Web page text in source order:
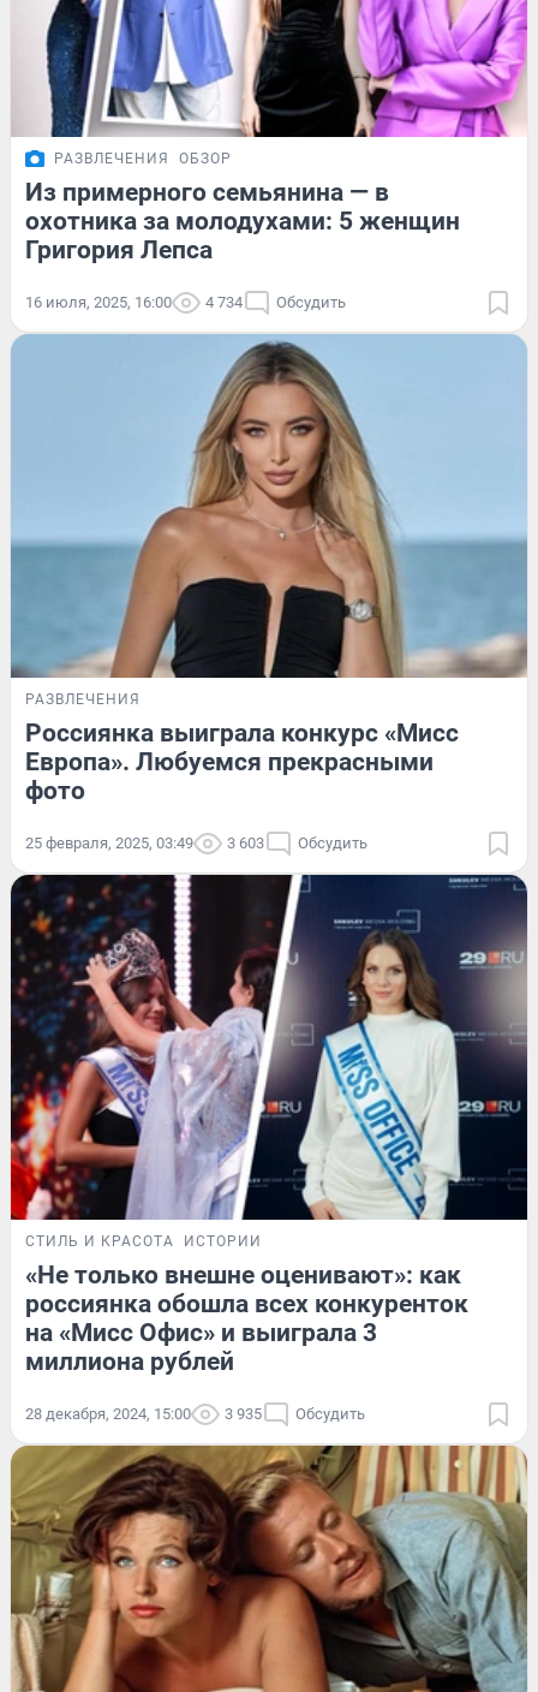
РАЗВЛЕЧЕНИЯ ОБЗОР
Из примерного семьянина — в
охотника за молодухами: 5 женщин
Григория Лепса
16 июля, 2025, 16:00 4 734 Обсудить
РАЗВЛЕЧЕНИЯ
Россиянка выиграла конкурс «Мисс
Европа». Любуемся прекрасными
фото
25 февраля, 2025, 03:49 3 603 Обсудить
СТИЛЬ И КРАСОТА ИСТОРИИ
«Не только внешне оценивают»: как
россиянка обошла всех конкуренток
на «Мисс Офис» и выиграла 3
миллиона рублей
28 декабря, 2024, 15:00 3 935 Обсудить